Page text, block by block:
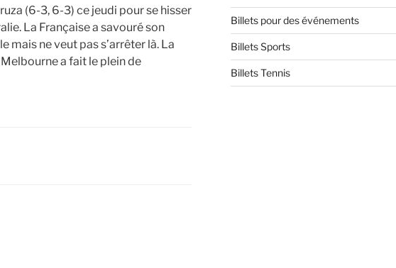
(6-3, 6-3) ce jeudi pour se hisser
La Française a savouré son
ne veut pas s’arrêter là. La
a fait le plein de
Billets pour des événements
Billets Sports
Billets Tennis